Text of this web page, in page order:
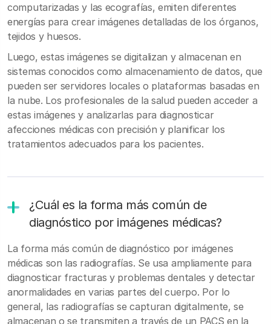
computarizadas y las ecografías, emiten diferentes
energías para crear imágenes detalladas de los órganos,
tejidos y huesos.
Luego, estas imágenes se digitalizan y almacenan en
sistemas conocidos como almacenamiento de datos, que
pueden ser servidores locales o plataformas basadas en
la nube. Los profesionales de la salud pueden acceder a
estas imágenes y analizarlas para diagnosticar
afecciones médicas con precisión y planificar los
tratamientos adecuados para los pacientes.
¿Cuál es la forma más común de
diagnóstico por imágenes médicas?
La forma más común de diagnóstico por imágenes
médicas son las radiografías. Se usa ampliamente para
diagnosticar fracturas y problemas dentales y detectar
anormalidades en varias partes del cuerpo. Por lo
general, las radiografías se capturan digitalmente, se
almacenan o se transmiten a través de un PACS en la